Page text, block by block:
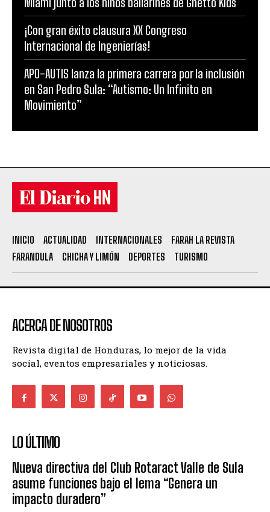
¡Con gran éxito clausura XX Congreso
Internacional de Ingenierías!
APO-AUTIS lanza la primera carrera por la inclusión
en San Pedro Sula: “Autismo: Un Infinito en
Movimiento”
INICIO ACTUALIDAD INTERNACIONALES
FARAH LA REVISTA
FARANDULA
CHICHA Y LIMÓN DEPORTES TURISMO
ACERCA DE NOSOTROS
Revista digital de Honduras, lo mejor de la vida
social, eventos empresariales y noticiosas.
LO ÚLTIMO
Nueva directiva del Club Rotaract Valle de Sula
asume funciones bajo el lema “Genera un
impacto duradero”